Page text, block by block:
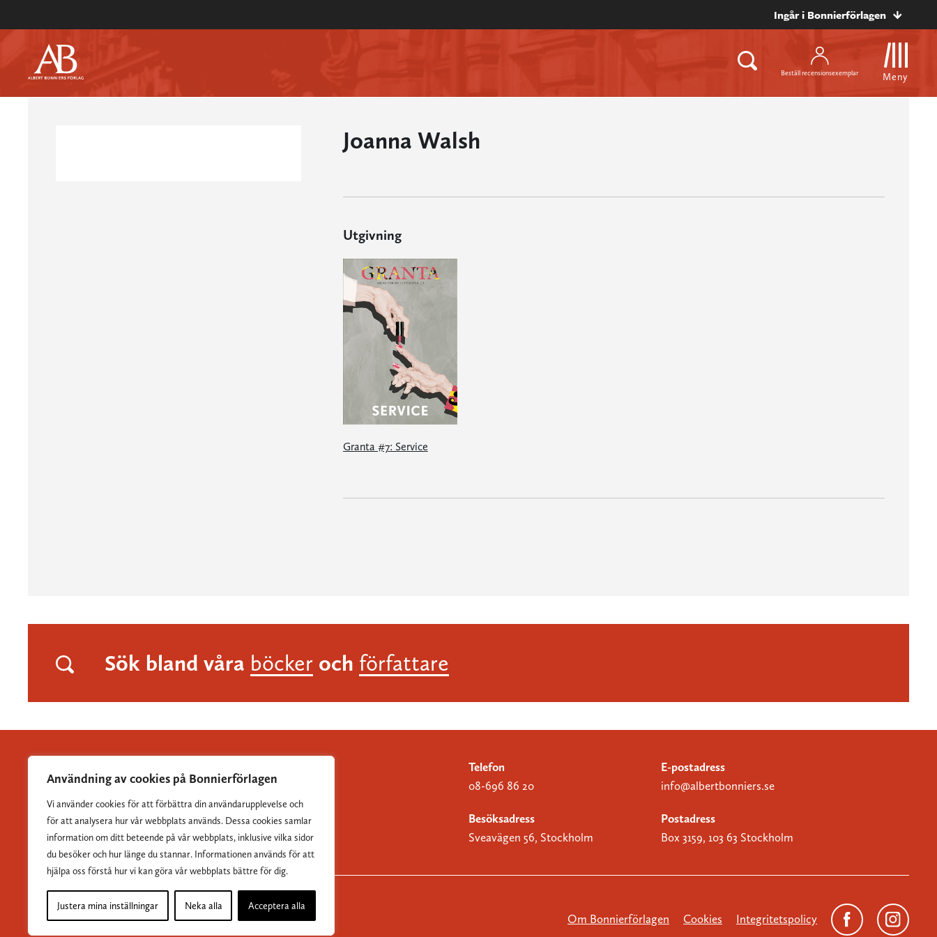
Användning av cookies på Bonnierförlagen
Vi använder cookies för att förbättra din användarupplevelse och
för att analysera hur vår webbplats används. Dessa cookies samlar
information om ditt beteende på vår webbplats, inklusive vilka sidor
du besöker och hur länge du stannar. Informationen används för att
hjälpa oss förstå hur vi kan göra vår webbplats bättre för dig.
Justera mina inställningar Neka alla Acceptera alla
Ingår i Bonnierförlagen
Beställ recensionsexemplar Meny
Joanna Walsh
Utgivning
Granta #7: Service
Sök bland våra böcker och författare
Albert Bonniers Förlag grundades 1837 och är Sveriges
största skönlitterära förlag.
Telefon
08-696 86 20
E-postadress
info@albertbonniers.se
Besöksadress
Sveavägen 56, Stockholm
Postadress
Box 3159, 103 63 Stockholm
Om Bonnierförlagen Cookies Integritetspolicy